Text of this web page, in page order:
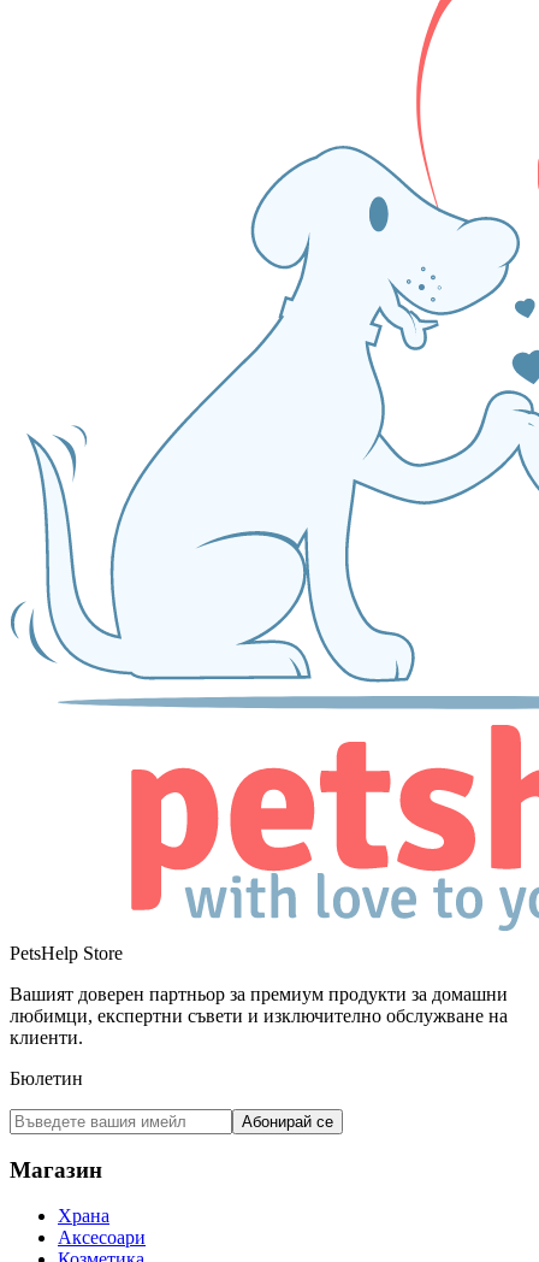
PetsHelp Store
Вашият доверен партньор за премиум продукти за домашни
любимци, експертни съвети и изключително обслужване на
клиенти.
Бюлетин
Абонирай се
Магазин
Храна
Аксесоари